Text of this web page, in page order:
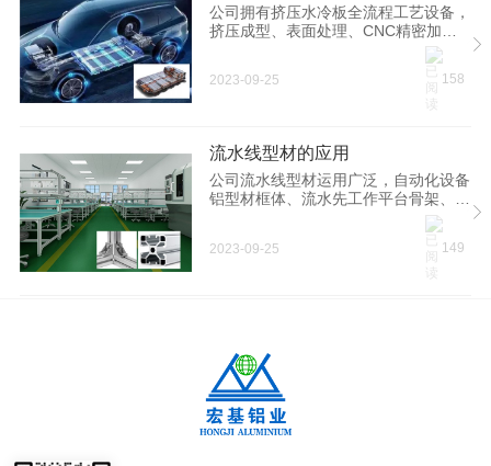
公司拥有挤压水冷板全流程工艺设备，
挤压成型、表面处理、CNC精密加工
等；为新能源汽车、储能、电力等领域
客户提供电控箱体及冷却系统用铝部
件。
2023-09-25 158
流水线型材的应用
公司流水线型材运用广泛，自动化设备
铝型材框体、流水先工作平台骨架、物
流传输设备、车间检修平台、登高梯、
医疗器械支架等多个领域。可为客户提
供各种标准规范流水线型材或定制开发
2023-09-25 149